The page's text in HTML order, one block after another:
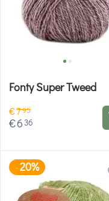
Fonty Super Tweed
€795
€6 36
-20%